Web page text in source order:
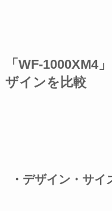
「WF-1000XM4
ザインを比較
・デザイン・サイ